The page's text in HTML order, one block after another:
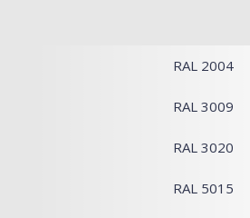
RAL 2004
RAL 3009
RAL 3020
RAL 5015